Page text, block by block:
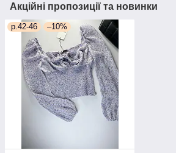
Акційні пропозиції та новинки
р.42-46 –10%